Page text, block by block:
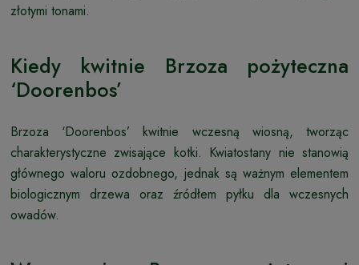
złotymi tonami.
Kiedy kwitnie Brzoza pożyteczna
‘Doorenbos’
Brzoza ‘Doorenbos’ kwitnie wczesną wiosną, tworząc
charakterystyczne zwisające kotki. Kwiatostany nie stanowią
głównego waloru ozdobnego, jednak są ważnym elementem
biologicznym drzewa oraz źródłem pyłku dla wczesnych
owadów.